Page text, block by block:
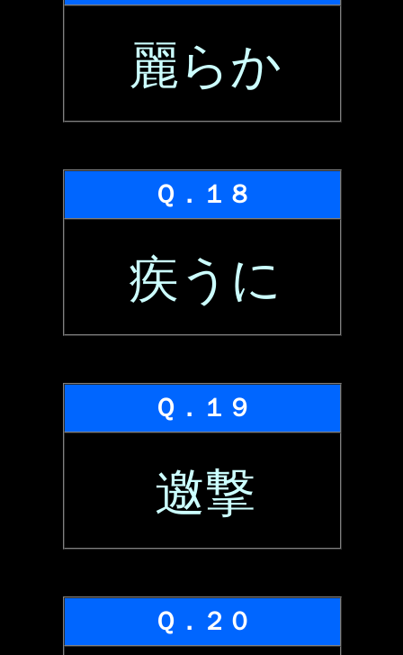
麗らか
Ｑ．１８
疾うに
Ｑ．１９
邀撃
Ｑ．２０